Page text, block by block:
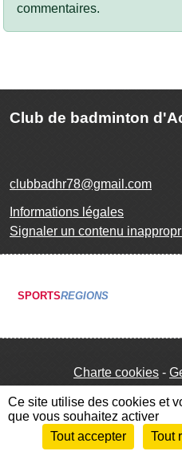
commentaires.
Club de badminton
clubbadhr78@gmail.com
Informations légales
Signaler un contenu
SPORTSREGIONS
Charte cookies
Envie de participer ?
Ce site utilise des cookies et
que vous souhaitez activer
Tout accepter
Tout